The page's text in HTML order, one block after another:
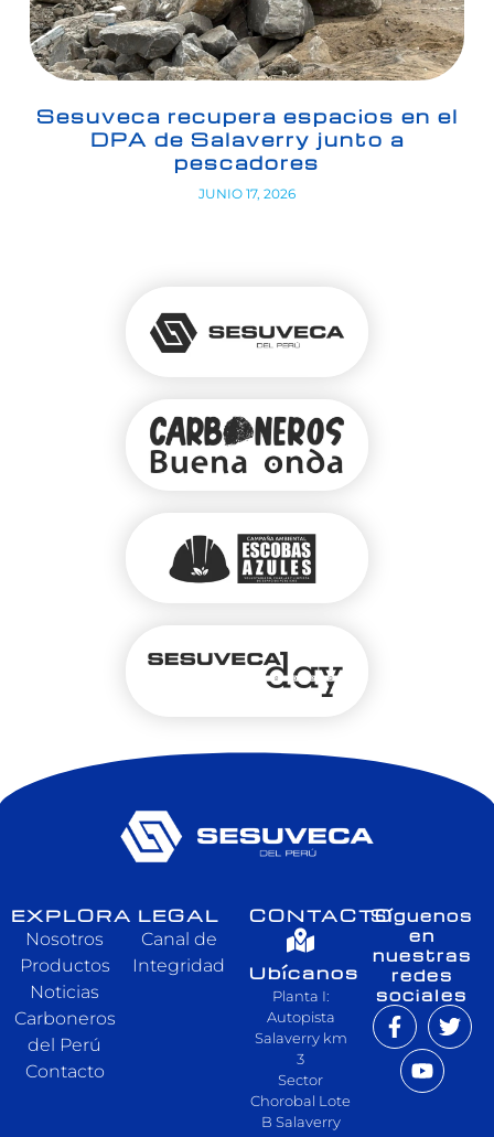
Sesuveca recupera espacios en el
DPA de Salaverry junto a
pescadores
JUNIO 17, 2026
EXPLORA
Nosotros
Productos
Noticias
Carboneros
del Perú
Contacto
LEGAL
Canal de
Integridad
CONTACTO
Ubícanos
Planta I:
Autopista
Salaverry km
3
Sector
Chorobal Lote
B Salaverry
Síguenos
en
nuestras
redes
sociales